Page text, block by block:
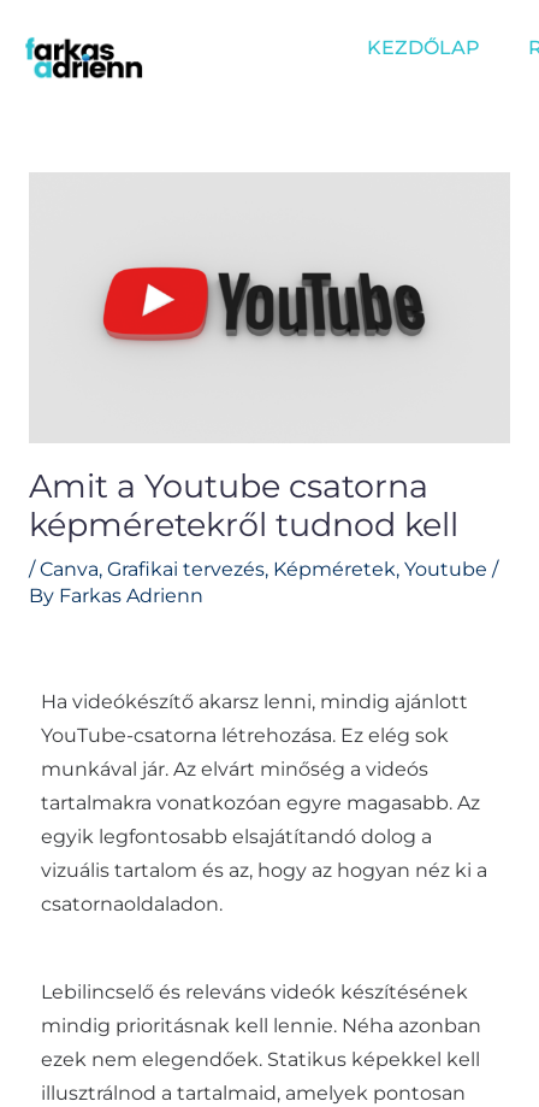
content
KEZDŐLAP
Amit a Youtube csatorna
képméretekről tudnod kell
/Canva, Grafikai tervezés, Képméretek, Youtube /
By Farkas Adrienn
Ha videókészítő akarsz lenni, mindig ajánlott
YouTube-csatorna létrehozása. Ez elég sok
munkával jár. Az elvárt minőség a videós
tartalmakra vonatkozóan egyre magasabb. Az
egyik legfontosabb elsajátítandó dolog a
vizuális tartalom és az, hogy az hogyan néz ki a
csatornaoldaladon.
Lebilincselő és releváns videók készítésének
mindig prioritásnak kell lennie. Néha azonban
ezek nem elegendőek. Statikus képekkel kell
illusztrálnod a tartalmaid, amelyek pontosan